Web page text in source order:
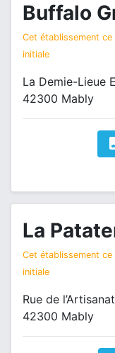
Buffalo
Cet établissement ce
initiale
La Demie-Lieue
42300 Mably
La
Cet établissement ce
initiale
Rue de
42300 Mably